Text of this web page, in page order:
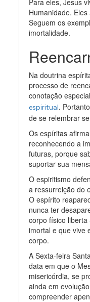
Humanidade.
Seguem os
imortalidade.
Na doutrina
processo de
conotação
espiritual.
de se relembrar
Os espíritas
reconhecendo a
futuras, porque
suportar sua
O espiritismo
a ressurreição do
O espírito
nunca ter
corpo físico
imortal e que vive
corpo.
A Sexta-feira
data em que o
misericórdia, se
ainda em
compreender